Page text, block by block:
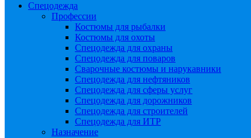
Спецодежда
Профессии
Костюмы для рыбалки
Костюмы для охоты
Спецодежда для охраны
Спецодежда для поваров
Сварочные костюмы и нарукавники
Спецодежда для нефтяников
Спецодежда для сферы услуг
Спецодежда для дорожников
Спецодежда для строителей
Спецодежда для ИТР
Назначение